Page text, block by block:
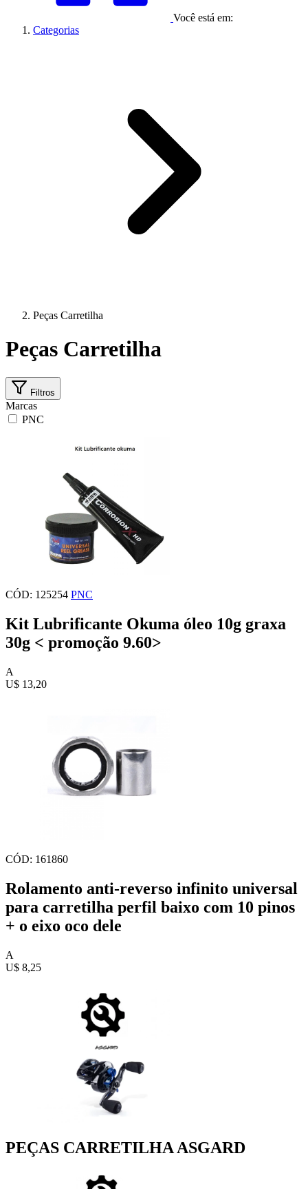
Você está em:
Categorias
Peças Carretilha
Peças Carretilha
Filtros
Marcas
PNC
CÓD: 125254 PNC
Kit Lubrificante Okuma óleo 10g graxa
30g < promoção 9.60>
A
U$ 13,20
CÓD: 161860
Rolamento anti-reverso infinito universal
para carretilha perfil baixo com 10 pinos
+ o eixo oco dele
A
U$ 8,25
PEÇAS CARRETILHA ASGARD